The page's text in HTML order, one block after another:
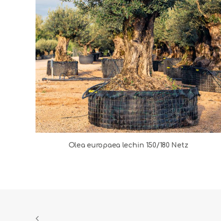
Olea europaea lechin 150/180 Netz